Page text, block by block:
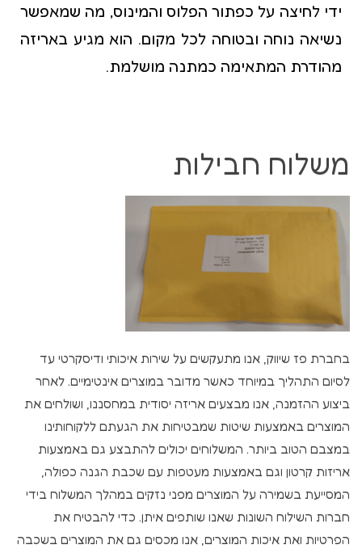
ידי לחיצה על כפתור הפלוס והמינוס, מה שמאפשר
נשיאה נוחה ובטוחה לכל מקום. הוא מגיע באריזה
מהודרת המתאימה כמתנה מושלמת.
משלוח חבילות
בחברת פז שיווק, אנו מתעקשים על שירות איכותי ודיסקרטי עד
לסיום התהליך במיוחד כאשר מדובר במוצרים אינטימיים. לאחר
ביצוע ההזמנה, אנו מבצעים אריזה יסודית במחסננו, ושולחים את
המוצרים באמצעות שיטות שמבטיחות את הגעתם ללקוחותינו
במצבם הטוב ביותר. המשלוחים יכולים להתבצע גם באמצעות
אריזות קרטון וגם באמצעות מעטפות עם שכבת הגנה כפולה,
המסייעת בשמירה על המוצרים מפני נזקים במהלך המשלוח בידי
חברות השילוח השונות שאנו שותפים איתן. כדי להבטיח את
הפרטיות ואת איכות המוצרים, אנו מכסים גם את המוצרים בשכבה